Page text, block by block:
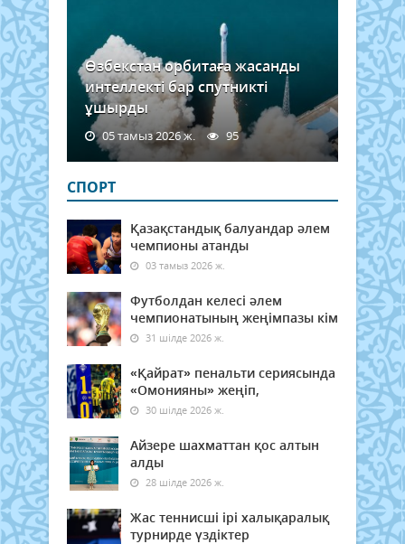
Өзбекстан орбитаға жасанды
интеллекті бар спутникті
ұшырды
05 тамыз 2026 ж. 95
СПОРТ
Қазақстандық балуандар әлем
чемпионы атанды
03 тамыз 2026 ж.
Футболдан келесі әлем
чемпионатының жеңімпазы кім
31 шілде 2026 ж.
«Қайрат» пенальти сериясында
«Омонияны» жеңіп,
30 шілде 2026 ж.
Айзере шахматтан қос алтын
алды
28 шілде 2026 ж.
Жас теннисші ірі халықаралық
турнирде үздіктер